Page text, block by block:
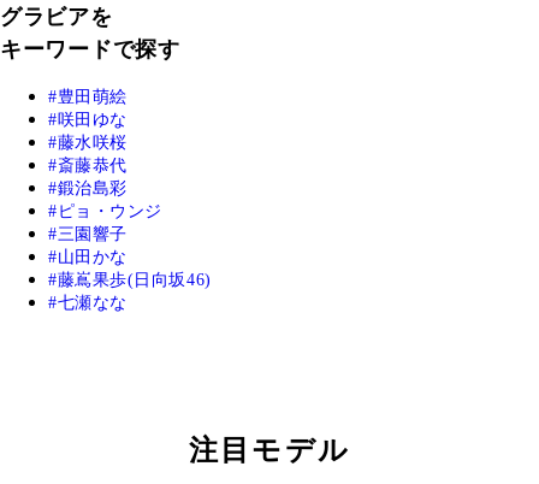
グラビアを
キーワードで探す
豊田萌絵
咲田ゆな
藤水咲桜
斎藤恭代
鍛治島彩
ピョ・ウンジ
三園響子
山田かな
藤嶌果歩(日向坂46)
七瀬なな
注目モデル